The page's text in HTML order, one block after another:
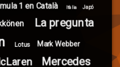
1 en Català Itàlia Japó
La pregunta
Lotus Mark Webber
Mercedes